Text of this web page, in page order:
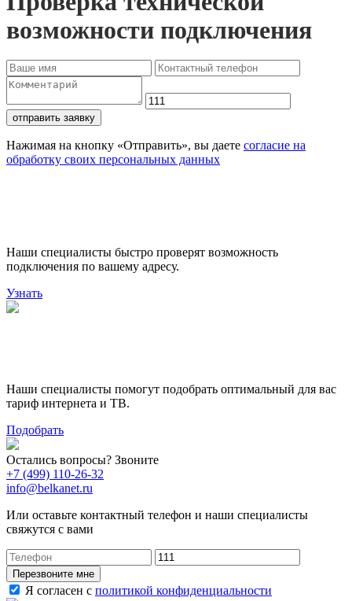
возможности подключения
отправить заявку
Нажимая на кнопку «Отправить», вы даете согласие на
обработку своих персональных данных
Наши специалисты быстро проверят возможность
подключения по вашему адресу.
Узнать
Наши специалисты помогут подобрать оптимальный для вас
тариф интернета и ТВ.
Подобрать
Остались вопросы? Звоните
+7 (499) 110-26-32
info@belkanet.ru
Или оставьте контактный телефон и наши специалисты
свяжутся с вами
Перезвоните мне
Я согласен с политикой конфиденциальности